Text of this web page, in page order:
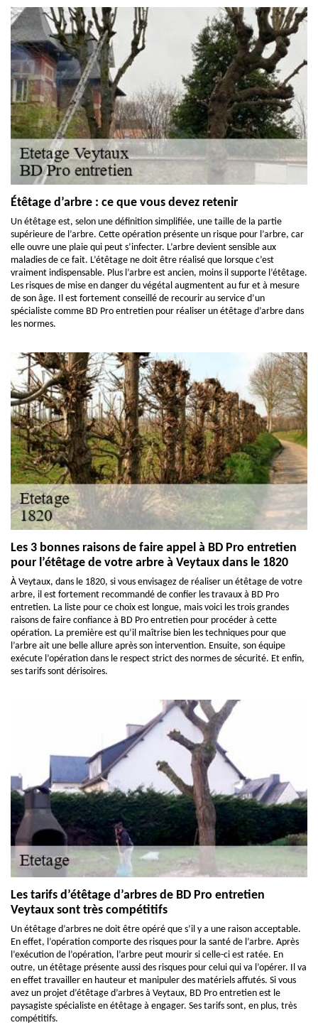
Étêtage d’arbre : ce que vous devez retenir
Un étêtage est, selon une définition simplifiée, une taille de la partie
supérieure de l’arbre. Cette opération présente un risque pour l’arbre, car
elle ouvre une plaie qui peut s’infecter. L’arbre devient sensible aux
maladies de ce fait. L’étêtage ne doit être réalisé que lorsque c’est
vraiment indispensable. Plus l’arbre est ancien, moins il supporte l’étêtage.
Les risques de mise en danger du végétal augmentent au fur et à mesure
de son âge. Il est fortement conseillé de recourir au service d’un
spécialiste comme BD Pro entretien pour réaliser un étêtage d’arbre dans
les normes.
Les 3 bonnes raisons de faire appel à BD Pro entretien
pour l’étêtage de votre arbre à Veytaux dans le 1820
À Veytaux, dans le 1820, si vous envisagez de réaliser un étêtage de votre
arbre, il est fortement recommandé de confier les travaux à BD Pro
entretien. La liste pour ce choix est longue, mais voici les trois grandes
raisons de faire confiance à BD Pro entretien pour procéder à cette
opération. La première est qu’il maîtrise bien les techniques pour que
l’arbre ait une belle allure après son intervention. Ensuite, son équipe
exécute l’opération dans le respect strict des normes de sécurité. Et enfin,
ses tarifs sont dérisoires.
Les tarifs d’étêtage d’arbres de BD Pro entretien
Veytaux sont très compétitifs
Un étêtage d’arbres ne doit être opéré que s’il y a une raison acceptable.
En effet, l’opération comporte des risques pour la santé de l’arbre. Après
l’exécution de l’opération, l’arbre peut mourir si celle-ci est ratée. En
outre, un étêtage présente aussi des risques pour celui qui va l’opérer. Il va
en effet travailler en hauteur et manipuler des matériels affutés. Si vous
avez un projet d’étêtage d’arbres à Veytaux, BD Pro entretien est le
paysagiste spécialiste en étêtage à engager. Ses tarifs sont, en plus, très
compétitifs.